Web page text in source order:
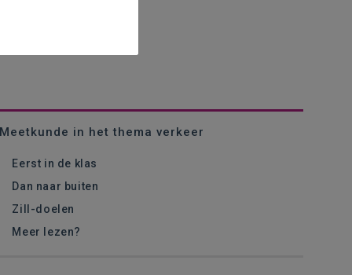
Meetkunde in het thema verkeer
Eerst in de klas
Dan naar buiten
Zill-doelen
Meer lezen?